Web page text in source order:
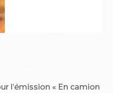
l’émission « En camion